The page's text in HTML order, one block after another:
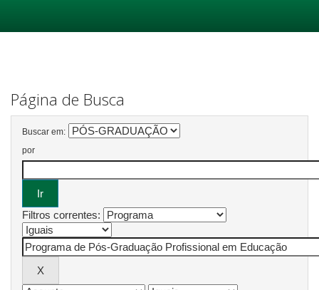
Página de Busca
Buscar em:
por
Filtros correntes: